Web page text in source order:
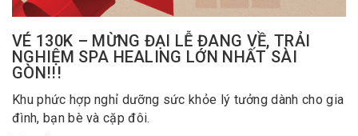
VÉ 130K – MỪNG ĐẠI LỄ ĐANG VỀ, TRẢI
NGHIỆM SPA HEALING LỚN NHẤT SÀI
GÒN!!!
Khu phức hợp nghỉ dưỡng sức khỏe lý tưởng dành cho gia
đình, bạn bè và cặp đôi.